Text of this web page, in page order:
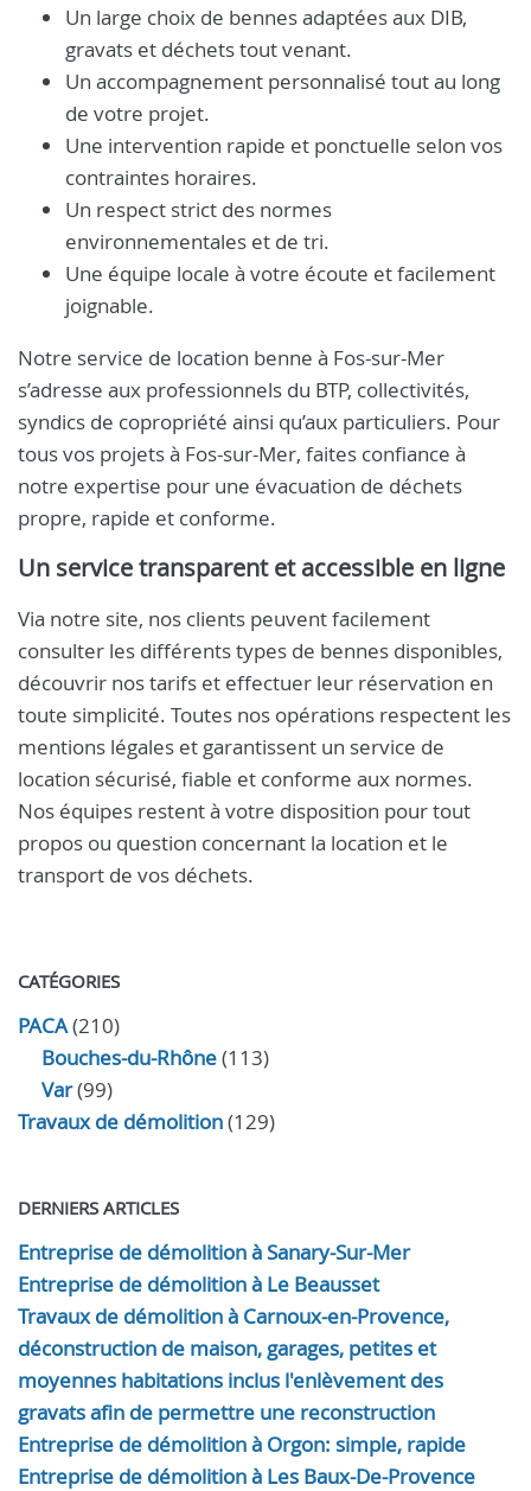
Un large choix de bennes adaptées aux DIB,
gravats et déchets tout venant.
Un accompagnement personnalisé tout au long
de votre projet.
Une intervention rapide et ponctuelle selon vos
contraintes horaires.
Un respect strict des normes
environnementales et de tri.
Une équipe locale à votre écoute et facilement
joignable.
Notre service de location benne à Fos-sur-Mer
s’adresse aux professionnels du BTP, collectivités,
syndics de copropriété ainsi qu’aux particuliers. Pour
tous vos projets à Fos-sur-Mer, faites confiance à
notre expertise pour une évacuation de déchets
propre, rapide et conforme.
Un service transparent et accessible en ligne
Via notre site, nos clients peuvent facilement
consulter les différents types de bennes disponibles,
découvrir nos tarifs et effectuer leur réservation en
toute simplicité. Toutes nos opérations respectent les
mentions légales et garantissent un service de
location sécurisé, fiable et conforme aux normes.
Nos équipes restent à votre disposition pour tout
propos ou question concernant la location et le
transport de vos déchets.
CATÉGORIES
PACA(210)
Bouches-du-Rhône(113)
Var(99)
Travaux de démolition(129)
DERNIERS ARTICLES
Entreprise de démolition à Sanary-Sur-Mer
Entreprise de démolition à Le Beausset
Travaux de démolition à Carnoux-en-Provence,
déconstruction de maison, garages, petites et
moyennes habitations inclus l'enlèvement des
gravats afin de permettre une reconstruction
Entreprise de démolition à Orgon: simple, rapide
Entreprise de démolition à Les Baux-De-Provence